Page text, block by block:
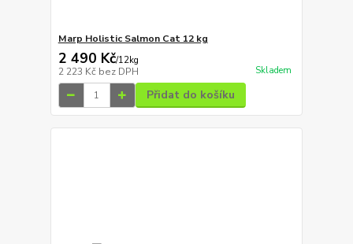
Marp Holistic Salmon Cat 12 kg
2 490 Kč/12kg
2 223 Kč bez DPH Skladem
Přidat do košíku